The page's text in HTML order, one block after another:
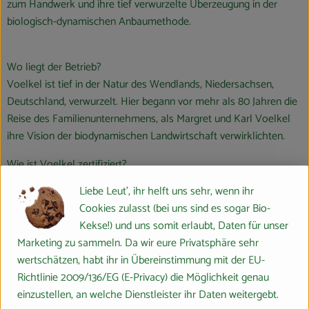
zum Handwerk und ihre tief verwurzelte Überzeugung in der
biologisch-dynamischen Anbaumethode.
Wo liegt der Betrieb?
Voelkel ist tief in der Natur des Wendlands, Niedersachsen,
Deutschland, verwurzelt. Hier begann vor mehr als 80 Jahren die
Reise des Familienunternehmens, als Margret und Karl Voelkel
ihre Vision der biodynamischen Landwirtschaft verwirklichten.
Wie ist Voelkel zertifiziert?
Voelkel steht für höchste Qualität, zertifiziert durch Demeter und
Bio. Die Zutaten stammen aus kontrolliert biologischem Anbau,
unterstreichen das Engagement für eine nachhaltige und
umweltfreundliche Produktion.
Was ist an der Arbeit von Voelkel besonders nachhaltig und
ökologisch?
Liebe Leut', ihr helft uns sehr, wenn ihr
Cookies zulasst (bei uns sind es sogar Bio-
Kekse!) und uns somit erlaubt, Daten für unser
Marketing zu sammeln. Da wir eure Privatsphäre sehr
wertschätzen, habt ihr in Übereinstimmung mit der EU-
Richtlinie 2009/136/EG (E-Privacy) die Möglichkeit genau
einzustellen, an welche Dienstleister ihr Daten weitergebt.